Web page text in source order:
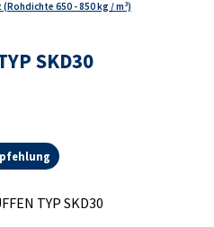
650 - 850 kg / m³)
SKD30